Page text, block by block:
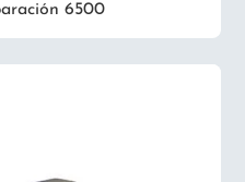
6500